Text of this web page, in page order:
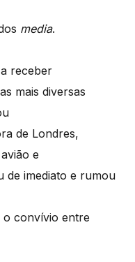
media.
receber
mais diversas
de Londres,
e
de imediato e rumou
convívio entre